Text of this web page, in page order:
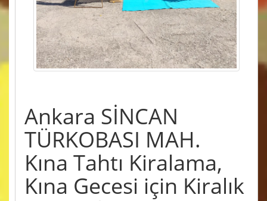
Ankara SİNCAN
TÜRKOBASI MAH.
Kına Tahtı Kiralama,
Kına Gecesi için Kiralık